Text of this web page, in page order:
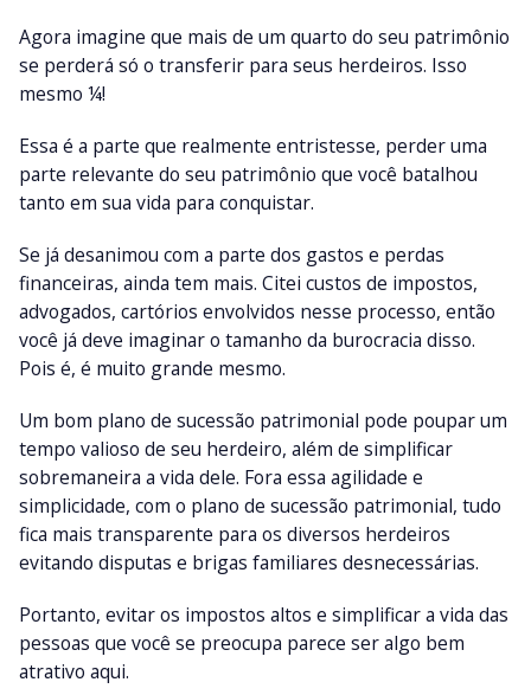
Agora imagine que mais de um quarto do seu patrimônio
se perderá só o transferir para seus herdeiros. Isso
mesmo ¼!
Essa é a parte que realmente entristesse, perder uma
parte relevante do seu patrimônio que você batalhou
tanto em sua vida para conquistar.
Se já desanimou com a parte dos gastos e perdas
financeiras, ainda tem mais. Citei custos de impostos,
advogados, cartórios envolvidos nesse processo, então
você já deve imaginar o tamanho da burocracia disso.
Pois é, é muito grande mesmo.
Um bom plano de sucessão patrimonial pode poupar um
tempo valioso de seu herdeiro, além de simplificar
sobremaneira a vida dele. Fora essa agilidade e
simplicidade, com o plano de sucessão patrimonial, tudo
fica mais transparente para os diversos herdeiros
evitando disputas e brigas familiares desnecessárias.
Portanto, evitar os impostos altos e simplificar a vida das
pessoas que você se preocupa parece ser algo bem
atrativo aqui.